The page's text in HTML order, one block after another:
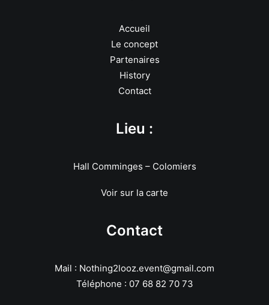
Accueil
Le concept
Partenaires
History
Contact
Lieu :
Hall Comminges – Colomiers
Voir sur la carte
Contact
Mail : Nothing2looz.event@gmail.com
Téléphone : 07 68 82 70 73